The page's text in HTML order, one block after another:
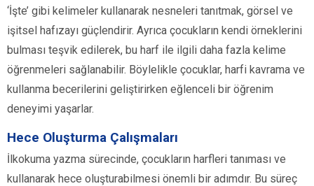
‘İşte’ gibi kelimeler kullanarak nesneleri tanıtmak, görsel ve
işitsel hafızayı güçlendirir. Ayrıca çocukların kendi örneklerini
bulması teşvik edilerek, bu harf ile ilgili daha fazla kelime
öğrenmeleri sağlanabilir. Böylelikle çocuklar, harfi kavrama ve
kullanma becerilerini geliştirirken eğlenceli bir öğrenim
deneyimi yaşarlar.
Hece Oluşturma Çalışmaları
İlkokuma yazma sürecinde, çocukların harfleri tanıması ve
kullanarak hece oluşturabilmesi önemli bir adımdır. Bu süreç